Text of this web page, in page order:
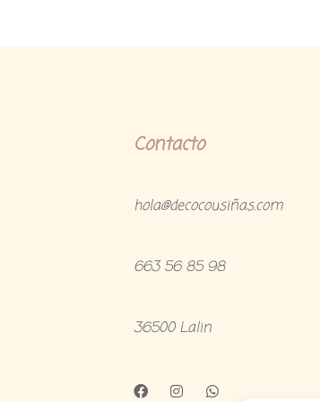
Contacto
hola@decocousiñas.com
663 56 85 98
36500 Lalin